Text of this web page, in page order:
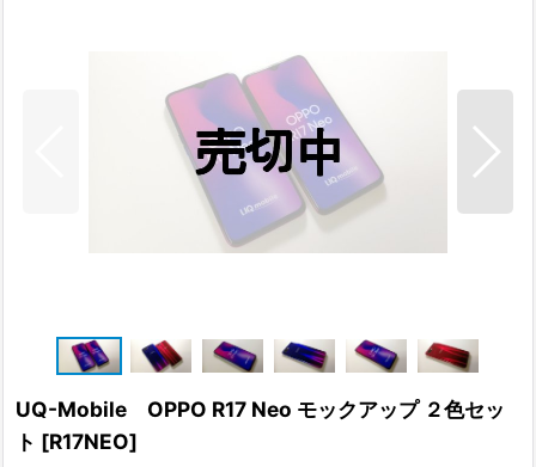
UQ-Mobile OPPO R17 Neo モックアップ ２色セッ
ト [R17NEO]